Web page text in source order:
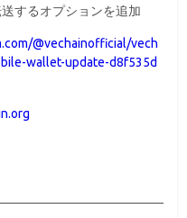
するオプションを追加
@vechainofficial/vech
wallet-update-d8f535d